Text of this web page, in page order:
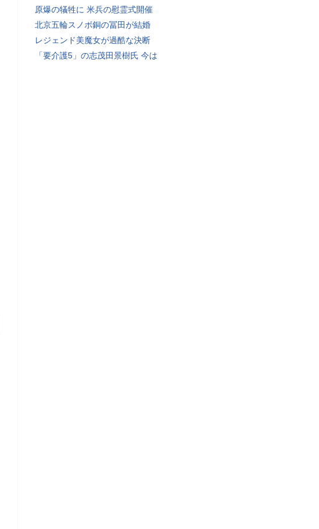
原爆の犠牲に 米兵の慰霊式開催
北京五輪スノボ銅の冨田が結婚
レジェンド美魔女が過酷な決断
「要介護5」の志茂田景樹氏 今は